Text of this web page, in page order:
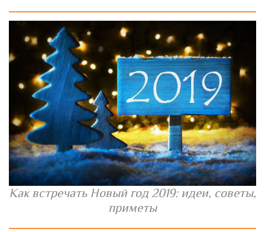
Как встречать Новый год 2019: идеи, советы,
приметы